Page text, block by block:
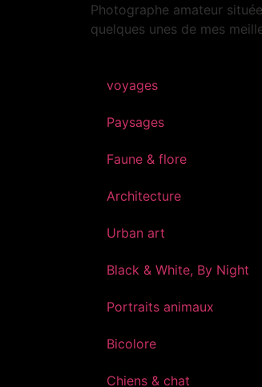
Photographe amateur
quelques unes de mes
voyages
Paysages
Faune & flore
Architecture
Urban art
Black & White, By Night
Portraits animaux
Bicolore
Chiens & chat